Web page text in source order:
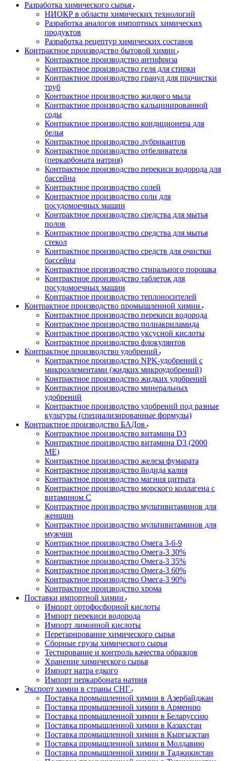
Разработка химического сырья
НИОКР в области химических технологий
Разработка аналогов импортных химических
продуктов
Разработка рецептур химических составов
Контрактное производство бытовой химии
Контрактное производство антифриза
Контрактное производство геля для стирки
Контрактное производство гранул для прочистки
труб
Контрактное производство жидкого мыла
Контрактное производство кальцинированной
соды
Контрактное производство кондиционера для
белья
Контрактное производство лубрикантов
Контрактное производство отбеливателя
(перкарбоната натрия)
Контрактное производство перекиси водорода для
бассейна
Контрактное производство солей
Контрактное производство соли для
посудомоечных машин
Контрактное производство средства для мытья
полов
Контрактное производство средства для мытья
стекол
Контрактное производство средств для очистки
бассейна
Контрактное производство стирального порошка
Контрактное производство таблеток для
посудомоечных машин
Контрактное производство теплоносителей
Контрактное производство промышленной химии
Контрактное производство перекиси водорода
Контрактное производство полиакриламида
Контрактное производство уксусной кислоты
Контрактное производство флокулянтов
Контрактное производство удобрений
Контрактное производство NPK-удобрений с
микроэлементами (жидких микроудобрений)
Контрактное производство жидких удобрений
Контрактное производство минеральных
удобрений
Контрактное производство удобрений под разные
культуры (специализированные формулы)
Контрактное производство БАДов
Контрактное производство витамина D3
Контрактное производство витамина D3 (2000
МЕ)
Контрактное производство железа фумарата
Контрактное производство йодида калия
Контрактное производство магния цитрата
Контрактное производство морского коллагена с
витамином С
Контрактное производство мультивитаминов для
женщин
Контрактное производство мультивитаминов для
мужчин
Контрактное производство Омега 3-6-9
Контрактное производство Омега-3 30%
Контрактное производство Омега-3 35%
Контрактное производство Омега-3 60%
Контрактное производство Омега-3 90%
Контрактное производство хрома
Поставки импортной химии
Импорт ортофосфорной кислоты
Импорт перекиси водорода
Импорт лимонной кислоты
Перетарирование химического сырья
Сборные грузы химического сырья
Тестирование и контроль качества образцов
Хранение химического сырья
Импорт натра едкого
Импорт перкарбоната натрия
Экспорт химии в страны СНГ
Поставка промышленной химии в Азербайджан
Поставка промышленной химии в Армению
Поставка промышленной химии в Беларуссию
Поставка промышленной химии в Казахстан
Поставка промышленной химии в Кыргызстан
Поставка промышленной химии в Молдавию
Поставка промышленной химии в Таджикистан